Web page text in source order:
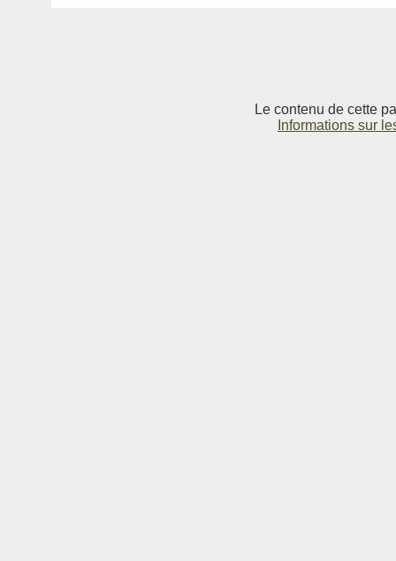
Le contenu de cette
Informations sur